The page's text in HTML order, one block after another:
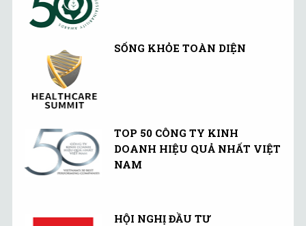
SỐNG KHỎE TOÀN DIỆN
TOP 50 CÔNG TY KINH
DOANH HIỆU QUẢ NHẤT VIỆT
NAM
HỘI NGHỊ ĐẦU TƯ